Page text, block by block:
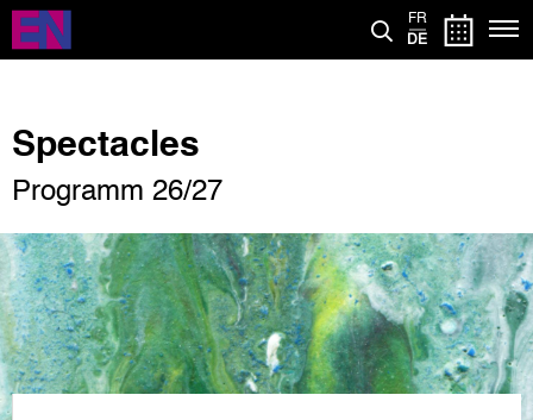
Direkt
zum
Inhalt
FR
DE
Spectacles
Programm 26/27